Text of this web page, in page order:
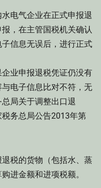
气企业在正式申报退
，在主管国税机关确认
信息无误后，进行正式
业申报退税凭证仍没有
电子信息比对不符，无
局关于调整出口退
税务总局公告2013年第
的货物（包括水、蒸
进金额和进项税额。